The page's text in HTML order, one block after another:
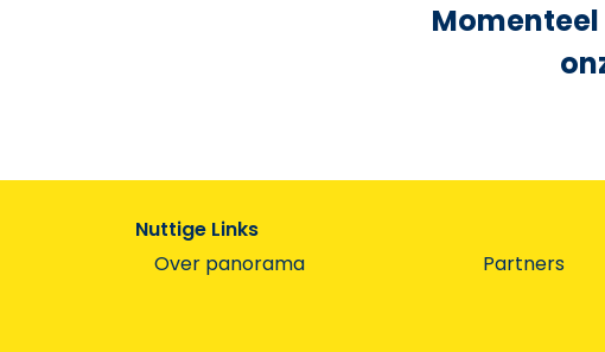
Nuttige Links
Over panorama
Partners